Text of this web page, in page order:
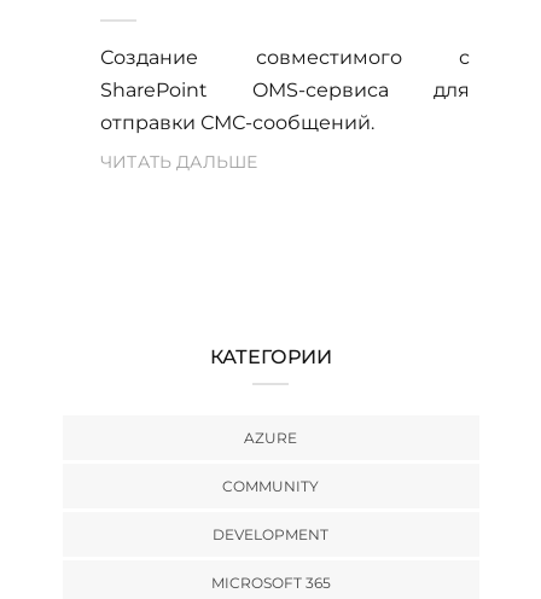
Создание совместимого с
SharePoint OMS-сервиса для
отправки СМС-сообщений.
ЧИТАТЬ ДАЛЬШЕ
КАТЕГОРИИ
AZURE
COMMUNITY
DEVELOPMENT
MICROSOFT 365